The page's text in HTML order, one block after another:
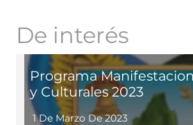
De interés
Programa
y Culturales 2023
1 De Marzo De 2023